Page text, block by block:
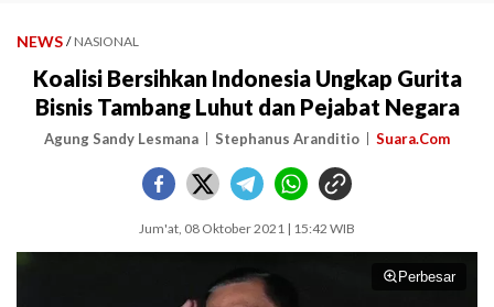
NEWS / NASIONAL
Koalisi Bersihkan Indonesia Ungkap Gurita
Bisnis Tambang Luhut dan Pejabat Negara
Agung Sandy Lesmana Stephanus Aranditio Suara.Com
Jum'at, 08 Oktober 2021 | 15:42 WIB
Perbesar